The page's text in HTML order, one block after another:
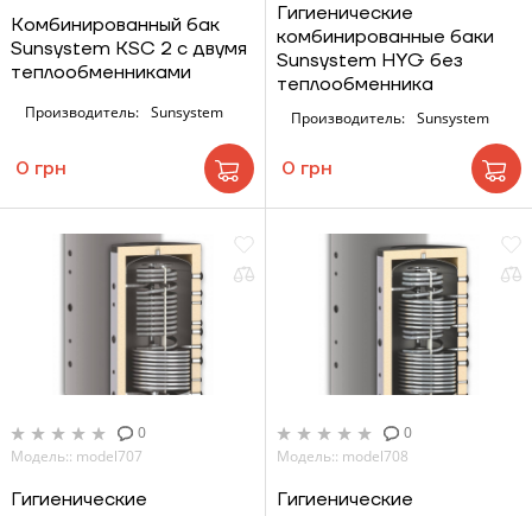
Комбинированный бак
Sunsystem KSC 2 с двумя
теплообменниками
Производитель: Sunsystem
0 грн
Гигиенические
комбинированные баки
Sunsystem HYG без
теплообменника
Производитель: Sunsystem
0 грн
0
Модель:: model707
Гигиенические
0
Модель:: model708
Гигиенические